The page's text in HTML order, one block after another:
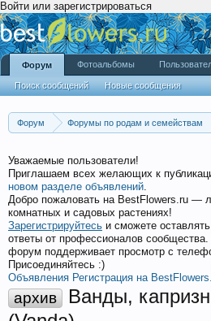
Войти или зарегистрироваться
Форум
Форумы по родам и семействам
Уважаемые пользователи!
Приглашаем всех желающих к
новом разделе объявлений.
Добро пожаловать на BestFlowers.ru —
комнатных и садовых растениях!
Зарегистрируйтесь и сможете
ответы от профессионалов
форум поддерживает просмотр с
Присоединяйтесь :)
Объявления Регистрация на
архив
Ванды,
Форум
Поиск сообщений Новые сообщения
Фотоальбомы